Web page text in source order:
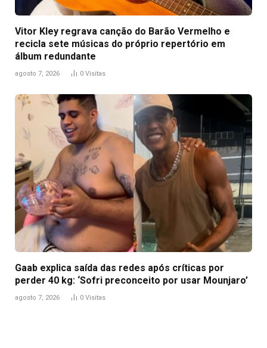
Vitor Kley regrava canção do Barão Vermelho e
recicla sete músicas do próprio repertório em
álbum redundante
agosto 7, 2026 0 Visitas
Gaab explica saída das redes após críticas por
perder 40 kg: ‘Sofri preconceito por usar Mounjaro’
agosto 7, 2026 0 Visitas